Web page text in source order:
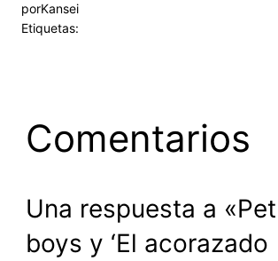
porKansei
Etiquetas:
Comentarios
Una respuesta a
boys y ‘El acorazado